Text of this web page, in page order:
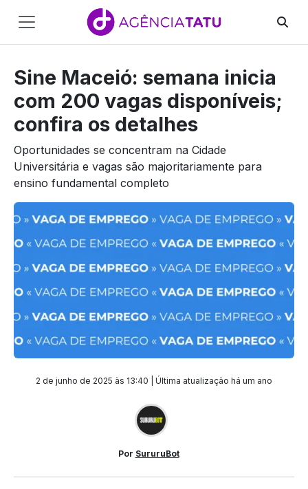
Pular para o conteúdo
Main
Navigation
Sine Maceió: semana inicia
com 200 vagas disponíveis;
confira os detalhes
Oportunidades se concentram na Cidade
Universitária e vagas são majoritariamente para
ensino fundamental completo
2 de junho de 2025 às 13:40 | Última atualização há um ano
Por SururuBot